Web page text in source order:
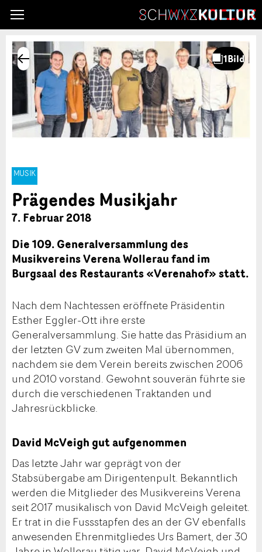
MUSIK
Prägendes Musikjahr
7. Februar 2018
Die 109. Generalversammlung des
Musikvereins Verena Wollerau fand im
Burgsaal des Restaurants «Verenahof» statt.
Nach dem Nachtessen eröffnete Präsidentin
Esther Eggler-Ott ihre erste
Generalversammlung. Sie hatte das Präsidium an
der letzten GV zum zweiten Mal übernommen,
nachdem sie dem Verein bereits zwischen 2006
und 2010 vorstand. Gewohnt souverän führte sie
durch die verschiedenen Traktanden und
Jahresrückblicke.
David McVeigh gut aufgenommen
Das letzte Jahr war geprägt von der
Stabsübergabe am Dirigentenpult. Bekanntlich
werden die Mitglieder des Musikvereins Verena
seit 2017 musikalisch von David McVeigh geleitet.
Er trat in die Fussstapfen des an der GV ebenfalls
anwesenden Ehrenmitgliedes Urs Bamert, der 30